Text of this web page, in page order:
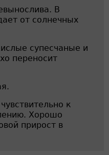
В
от солнечных
супесчаные и
переносит
к
Хорошо
прирост в